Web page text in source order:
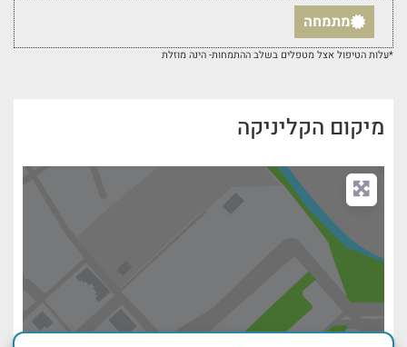
מתמחה
*עלות הטיפול אצל מטפלים בשלב ההתמחות- הינה מוזלת
מיקום הקליניקה